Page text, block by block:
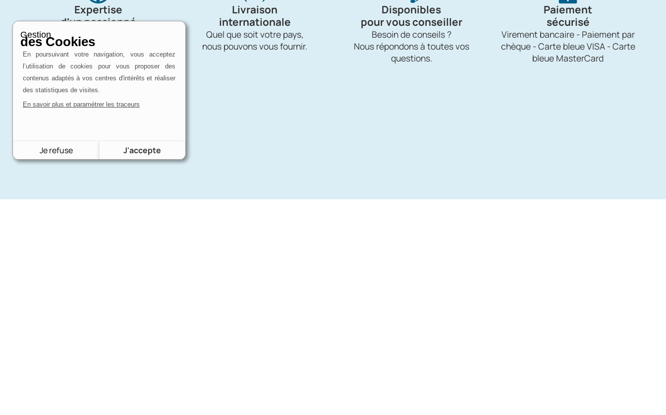
Expertise
d'un passionné
Charron Auto Rétro, c'est avant tout
une affaire de passion !
Livraison
internationale
Quel que soit votre pays,
nous pouvons vous fournir.
Disponibles
pour vous conseiller
Besoin de conseils ?
Nous répondons à toutes vos
questions.
Paiement
sécurisé
Virement bancaire - Paiement par
chèque - Carte bleue VISA - Carte
bleue MasterCard
Gestion
des Cookies
En poursuivant votre navigation, vous acceptez
l’utilisation de cookies pour vous proposer des
contenus adaptés à vos centres d'intérêts et réaliser
des statistiques de visites.
En savoir plus et paramétrer les traceurs
Je refuse J'accepte